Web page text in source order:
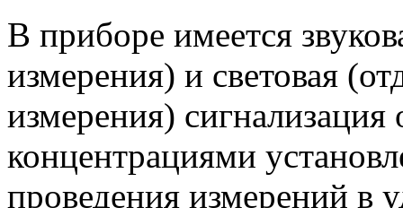
В приборе имеется
измерения) и световая
измерения)
концентрациями
проведения измерений в